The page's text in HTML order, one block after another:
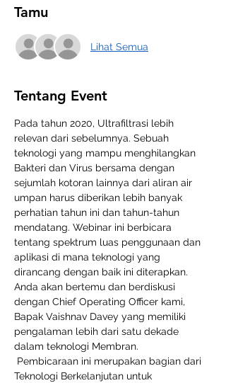
Tamu
Lihat Semua
Tentang Event
Pada tahun 2020, Ultrafiltrasi lebih
relevan dari sebelumnya. Sebuah
teknologi yang mampu menghilangkan
Bakteri dan Virus bersama dengan
sejumlah kotoran lainnya dari aliran air
umpan harus diberikan lebih banyak
perhatian tahun ini dan tahun-tahun
mendatang. Webinar ini berbicara
tentang spektrum luas penggunaan dan
aplikasi di mana teknologi yang
dirancang dengan baik ini diterapkan.
Anda akan bertemu dan berdiskusi
dengan Chief Operating Officer kami,
Bapak Vaishnav Davey yang memiliki
pengalaman lebih dari satu dekade
dalam teknologi Membran.
Teknologi Berkelanjutan untuk